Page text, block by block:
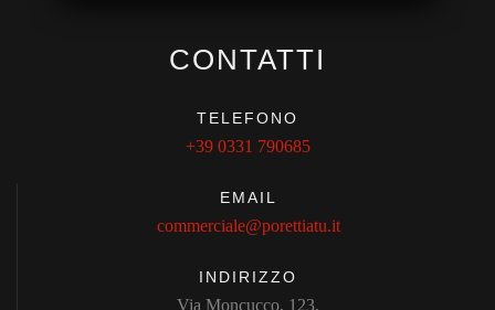
CONTATTI
TELEFONO
+39 0331 790685
EMAIL
commerciale@porettiatu.it
INDIRIZZO
Via Moncucco, 123,